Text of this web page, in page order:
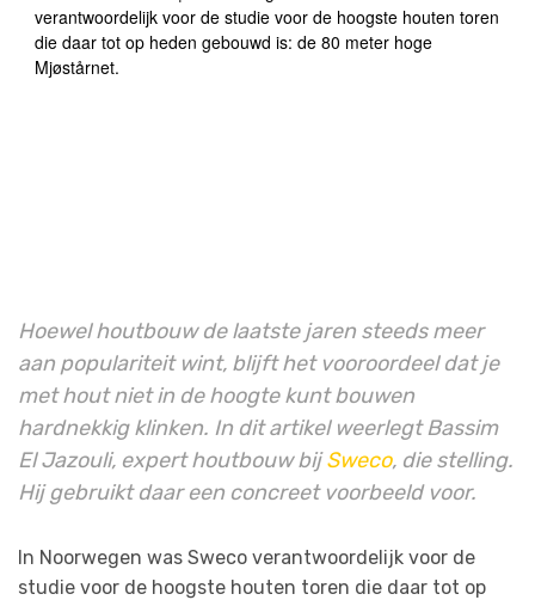
verantwoordelijk voor de studie voor de hoogste houten toren
die daar tot op heden gebouwd is: de 80 meter hoge
Mjøstårnet.
Hoewel houtbouw de laatste jaren steeds meer
aan populariteit wint, blijft het vooroordeel dat je
met hout niet in de hoogte kunt bouwen
hardnekkig klinken. In dit artikel weerlegt Bassim
El Jazouli, expert houtbouw bijSweco, die stelling.
Hij gebruikt daar een concreet voorbeeld voor.
In Noorwegen was Sweco verantwoordelijk voor de
studie voor de hoogste houten toren die daar tot op